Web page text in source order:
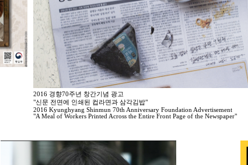
2016 경향70주년 창간기념 광고
"신문 전면에 인쇄된 컵라면과 삼각김밥"
2016 Kyunghyang Shinmun 70th Anniversary Foundation Advertisement
"A Meal of Workers Printed Across the Entire Front Page of the Newspaper"